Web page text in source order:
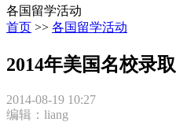
各国留学活动
首页 >> 各国留学活动
2014年美国名校录
2014-08-19 10:27
编辑：liang